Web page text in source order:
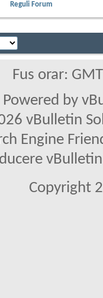
Reguli Forum
Fus orar:
Powered by
vBulletin
Engine
Copyright